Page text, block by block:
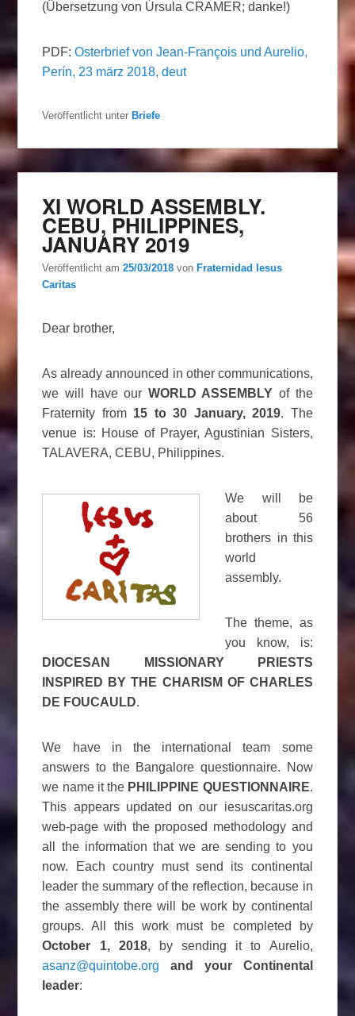
(Übersetzung von Úrsula CRAMER; danke!)
PDF:Osterbrief von Jean-François und Aurelio,
Perín, 23 märz 2018, deut
Veröffentlicht unter Briefe
XI WORLD ASSEMBLY.
CEBU, PHILIPPINES,
JANUARY 2019
Veröffentlicht am25/03/2018 von Fraternidad Iesus
Caritas
Dear brother,
As already announced in other communications,
we will have our WORLD ASSEMBLY of the
Fraternity from 15 to 30 January, 2019. The
venue is: House of Prayer, Agustinian Sisters,
TALAVERA, CEBU, Philippines.
We will be
about 56
brothers in this
world
assembly.
The theme, as
you know, is:
DIOCESAN MISSIONARY PRIESTS
INSPIRED BY THE CHARISM OF CHARLES
DE FOUCAULD.
We have in the international team some
answers to the Bangalore questionnaire. Now
we name it the PHILIPPINE QUESTIONNAIRE.
This appears updated on our iesuscaritas.org
web-page with the proposed methodology and
all the information that we are sending to you
now. Each country must send its continental
leader the summary of the reflection, because in
the assembly there will be work by continental
groups. All this work must be completed by
October 1, 2018, by sending it to Aurelio,
asanz@quintobe.org
and your Continental
leader: